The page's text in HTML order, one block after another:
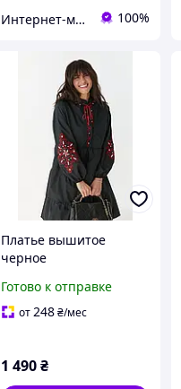
Интернет-магазин Family-tex 100%
Платье вышитое
черное
Готово к отправке
от248₴/мес
1 490₴